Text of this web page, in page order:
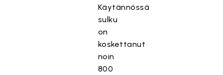
Käytännössä
sulku
on
koskettanut
noin
800